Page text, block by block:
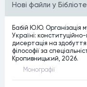
Нові файли у
Бабій Ю.Ю. Організація
Україні:
дисертація на
філософії за
Кропивницький, 2026.
Монографiї